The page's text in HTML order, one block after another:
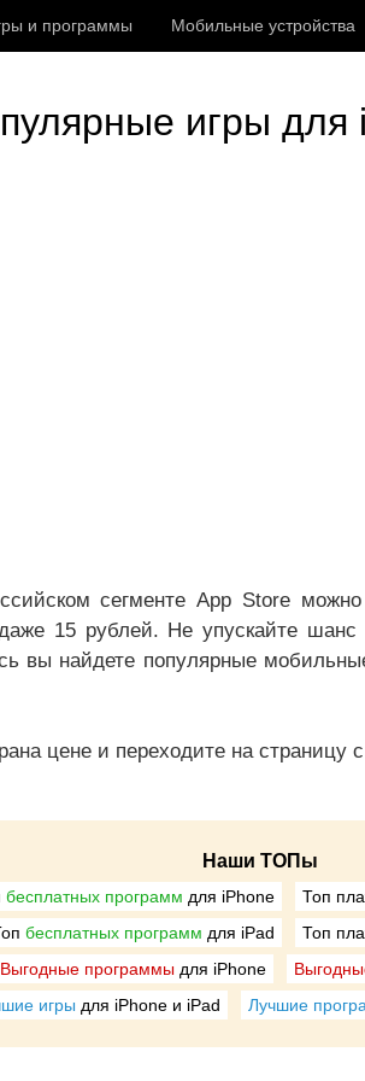
и программы Мобильные устройства
игры для
сегменте App Store
15 рублей. Не упускайте шанс
вы найдете популярные
цене и переходите на
Наши ТОПы
бесплатных программ для iPhone Топ
бесплатных программ для iPad Топ
Выгодные программыдля iPhone
игры для iPhone и iPad Лучшие